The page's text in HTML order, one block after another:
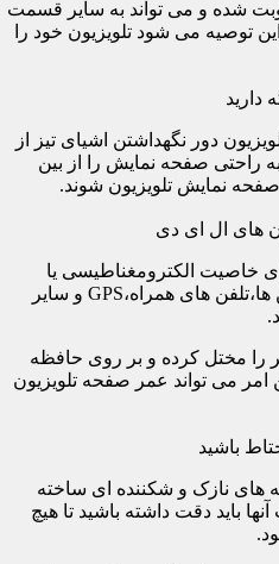
شده و می تواند به سایر قسمت
توصیه می شود تلویزیون خود را
دور نگهداشتن اشیای تیز از
راحتی صفحه نمایش را از بین
نمایش تلویزیون شوند.
خاصیت الکترومغناطیسی یا
الکتریسیته ساکن هستند مانند فن ها،تلفن های همراه،GPS و سایر
را مختل کرده و بر روی حافظه
امر می تواند عمر صفحه تلویزیون
های نازک و شکننده ای ساخته
باید دقت داشته باشید تا هیچ